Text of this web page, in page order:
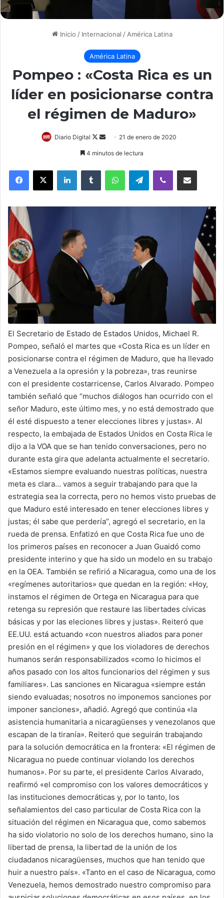
Inicio / Internacional / América Latina
América Latina
Pompeo : «Costa Rica es un
líder en posicionarse contra
el régimen de Maduro»
Diario Digital
F
l d
21 de enero de 2020
4 minutos de lectura
Telegram
El Secretario de Estado de Estados Unidos, Michael R.
Pompeo, señaló el martes que «Costa Rica es un líder en
posicionarse contra el régimen de Maduro, que ha llevado
a Venezuela a la opresión y la pobreza», tras reunirse
con el presidente costarricense, Carlos Alvarado. Pompeo
también señaló que “muchos diálogos han ocurrido con el
señor Maduro, este último mes, y no está demostrado que
él esté dispuesto a tener elecciones libres y justas». Al
respecto, la embajada de Estados Unidos en Costa Rica le
dijo a la VOA que se han tenido conversaciones, pero no
durante esta gira que adelanta actualmente el secretario.
«Estamos siempre evaluando nuestras políticas, nuestra
meta es clara… vamos a seguir trabajando para que la
estrategia sea la correcta, pero no hemos visto pruebas de
que Maduro esté interesado en tener elecciones libres y
justas; él sabe que perdería”, agregó el secretario, en la
rueda de prensa. Enfatizó en que Costa Rica fue uno de
los primeros países en reconocer a Juan Guaidó como
presidente interino y que ha sido un modelo en su trabajo
en la OEA. También se refirió a Nicaragua, como una de los
«regímenes autoritarios» que quedan en la región: «Hoy,
instamos el régimen de Ortega en Nicaragua para que
retenga su represión que restaure las libertades cívicas
básicas y por las eleciones libres y justas». Reiteró que
EE.UU. está actuando «con nuestros aliados para poner
presión en el régimen» y que los violadores de derechos
humanos serán responsabilizados «como lo hicimos el
años pasado con los altos funcionarios del régimen y sus
familiares». Las sanciones en Nicaragua «siempre están
siendo evaluadas; nosotros no imponemos sanciones por
imponer sanciones», añadió. Agregó que continúa «la
asistencia humanitaria a nicaragüenses y venezolanos que
escapan de la tiranía». Reiteró que seguirán trabajando
para la solución democrática en la frontera: «El régimen de
Nicaragua no puede continuar violando los derechos
humanos». Por su parte, el presidente Carlos Alvarado,
reafirmó «el compromiso con los valores democráticos y
las instituciones democráticas y, por lo tanto, los
señalamientos del caso particular de Costa Rica con la
situación del régimen en Nicaragua que, como sabemos
ha sido violatorio no solo de los derechos humano, sino la
libertad de prensa, la libertad de la unión de los
ciudadanos nicaragüenses, muchos que han tenido que
huir a nuestro país». «Tanto en el caso de Nicaragua, como
Venezuela, hemos demostrado nuestro compromiso para